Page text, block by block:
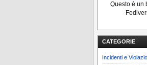
Questo è un
CATEGORIE
Incidenti e